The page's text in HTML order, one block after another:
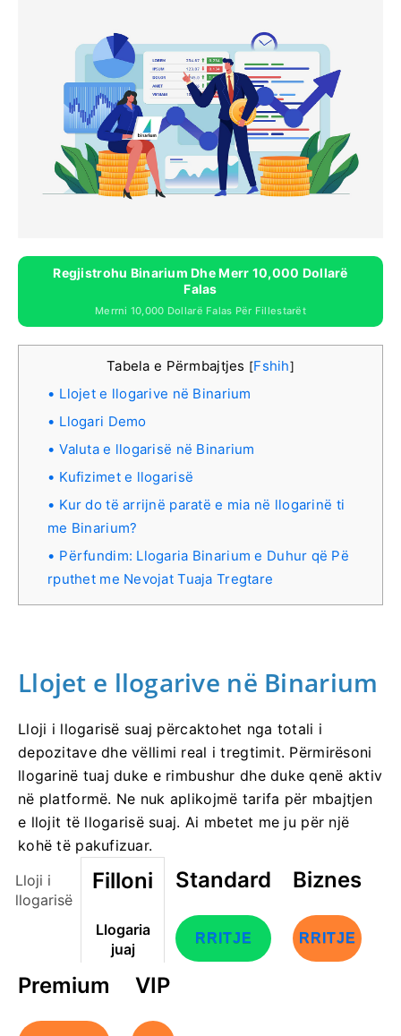
Regjistrohu Binarium Dhe Merr 10,000 Dollarë
Falas
Merrni 10,000 Dollarë Falas Për Fillestarët
Tabela e Përmbajtjes [Fshih]
Llojet e llogarive në Binarium
Llogari Demo
Valuta e llogarisë në Binarium
Kufizimet e llogarisë
Kur do të arrijnë paratë e mia në llogarinë ti
me Binarium?
Përfundim: Llogaria Binarium e Duhur që Pë
rputhet me Nevojat Tuaja Tregtare
Llojet e llogarive në Binarium
Lloji i llogarisë suaj përcaktohet nga totali i
depozitave dhe vëllimi real i tregtimit. Përmirësoni
llogarinë tuaj duke e rimbushur dhe duke qenë aktiv
në platformë. Ne nuk aplikojmë tarifa për mbajtjen
e llojit të llogarisë suaj. Ai mbetet me ju për një
kohë të pakufizuar.
Lloji i
llogarisë
Filloni
Llogaria
juaj
Standard
RRITJE
Biznes
RRITJE
Premium VIP